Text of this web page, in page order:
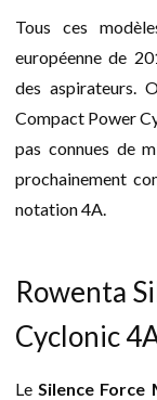
Tous ces
européenne de
des aspirateurs.
Compact Power
pas connues de
prochainement
notation 4A.
Rowenta
Cyclonic
LeSilence Force